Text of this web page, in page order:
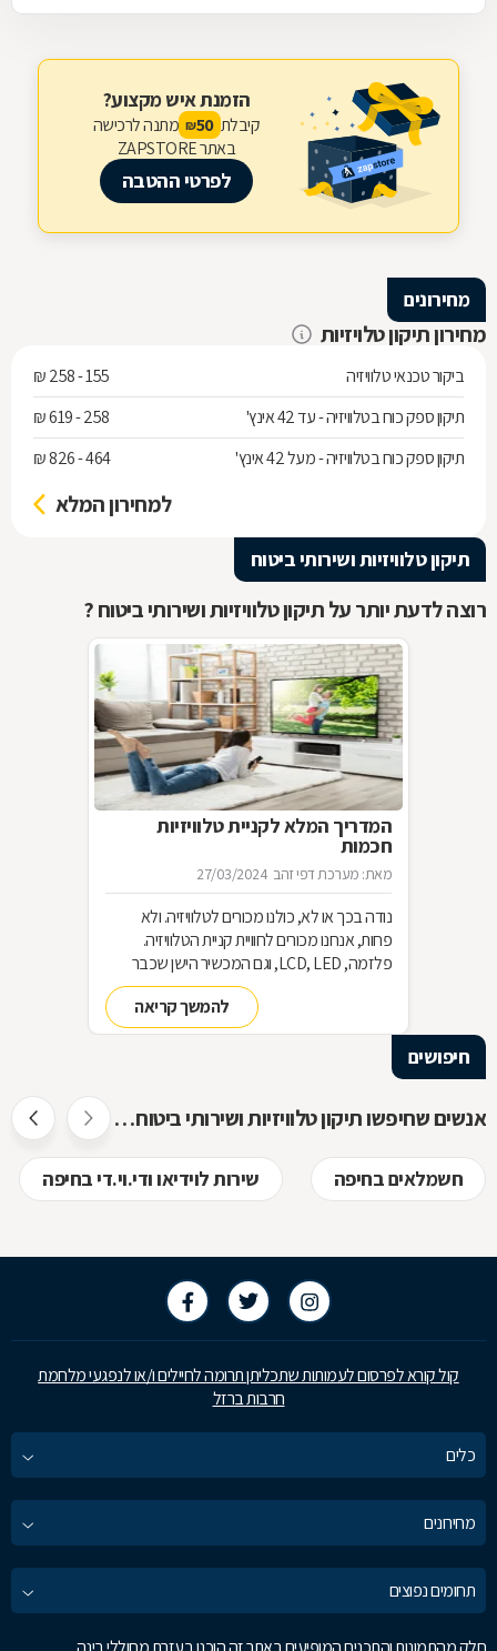
הזמנת איש מקצוע?
קיבלת 50
₪ מתנה לרכישה
באתר ZAPSTORE
לפרטי ההטבה
מחירונים
מחירון תיקון טלויזיות
ביקור טכנאי טלוויזיה
155 - 258 ₪
תיקון ספק כוח בטלוויזיה - עד 42 אינץ'
258 - 619 ₪
תיקון ספק כוח בטלוויזיה - מעל 42 אינץ'
464 - 826 ₪
למחירון המלא
תיקון טלוויזיות ושירותי ביטוח
רוצה לדעת יותר על תיקון טלוויזיות ושירותי ביטוח ?
המדריך המלא לקניית טלוויזיות
חכמות
מאת: מערכת דפי זהב 27/03/2024
נודה בכך או לא, כולנו מכורים לטלוויזיה. ולא
פחות, אנחנו מכורים לחוויית קניית הטלוויזיה.
פלזמה, LCD, LED, וגם המכשיר הישן שכבר
שכחנו את שמו. כל כך הרבה אפשרויות וכל כך
מעט זמן. אז בשביל זה אנחנו כאןלהמשך קריאה
חיפושים
אנשים שחיפשו תיקון טלוויזיות ושירותי ביטוח חיפשו גם
חשמלאים בחיפה שירות לוידיאו ודי.וי.די בחיפה
קול קורא לפרסום לעמותות שתכליתן תרומה לחיילים ו/או לנפגעי מלחמת
חרבות ברזל
כלים
מחירונים
תחומים נפוצים